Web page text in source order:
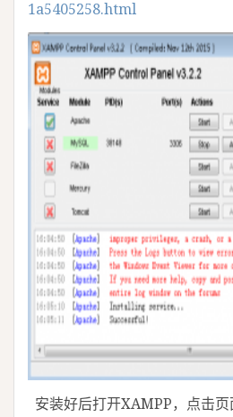
1a5405258.html
安装好后打开XAMPP，点击